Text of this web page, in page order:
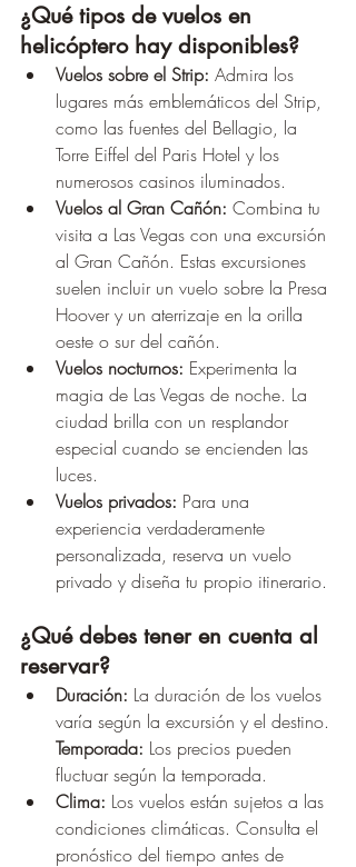
¿Qué tipos de vuelos en
helicóptero hay disponibles?
Vuelos sobre el Strip: Admira los
lugares más emblemáticos del Strip,
como las fuentes del Bellagio, la
Torre Eiffel del Paris Hotel y los
numerosos casinos iluminados.
Vuelos al Gran Cañón: Combina tu
visita a Las Vegas con una excursión
al Gran Cañón. Estas excursiones
suelen incluir un vuelo sobre la Presa
Hoover y un aterrizaje en la orilla
oeste o sur del cañón.
Vuelos nocturnos: Experimenta la
magia de Las Vegas de noche. La
ciudad brilla con un resplandor
especial cuando se encienden las
luces.
Vuelos privados: Para una
experiencia verdaderamente
personalizada, reserva un vuelo
privado y diseña tu propio itinerario.
¿Qué debes tener en cuenta al
reservar?
Duración: La duración de los vuelos
varía según la excursión y el destino.
Temporada: Los precios pueden
fluctuar según la temporada.
Clima: Los vuelos están sujetos a las
condiciones climáticas. Consulta el
pronóstico del tiempo antes de